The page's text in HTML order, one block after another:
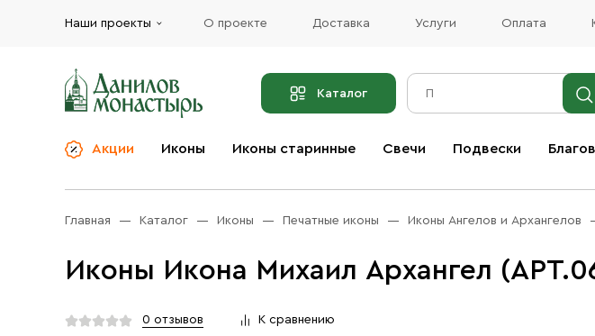
Наши проекты О проекте Доставка Услуги Оплата
Каталог
Акции Иконы Иконы старинные Свечи Подвески
Церковная утварь
Иконы
Бренды
Услуги
Главная Каталог Иконы Печатные иконы Иконы Ангелов и Архангелов
Иконы Икона Михаил Архангел
0 отзывов К сравнению